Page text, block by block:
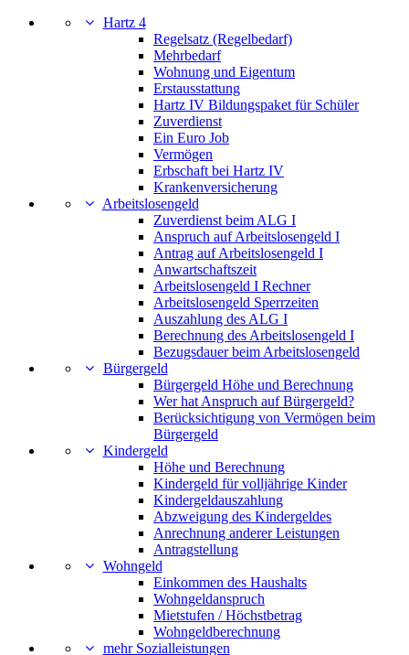
Hartz 4
Regelsatz (Regelbedarf)
Mehrbedarf
Wohnung und Eigentum
Erstausstattung
Hartz IV Bildungspaket für Schüler
Zuverdienst
Ein Euro Job
Vermögen
Erbschaft bei Hartz IV
Krankenversicherung
Arbeitslosengeld
Zuverdienst beim ALG I
Anspruch auf Arbeitslosengeld I
Antrag auf Arbeitslosengeld I
Anwartschaftszeit
Arbeitslosengeld I Rechner
Arbeitslosengeld Sperrzeiten
Auszahlung des ALG I
Berechnung des Arbeitslosengeld I
Bezugsdauer beim Arbeitslosengeld
Bürgergeld
Bürgergeld Höhe und Berechnung
Wer hat Anspruch auf Bürgergeld?
Berücksichtigung von Vermögen beim
Bürgergeld
Kindergeld
Höhe und Berechnung
Kindergeld für volljährige Kinder
Kindergeldauszahlung
Abzweigung des Kindergeldes
Anrechnung anderer Leistungen
Antragstellung
Wohngeld
Einkommen des Haushalts
Wohngeldanspruch
Mietstufen / Höchstbetrag
Wohngeldberechnung
mehr Sozialleistungen